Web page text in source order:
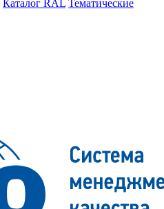
Каталог RAL Тематические